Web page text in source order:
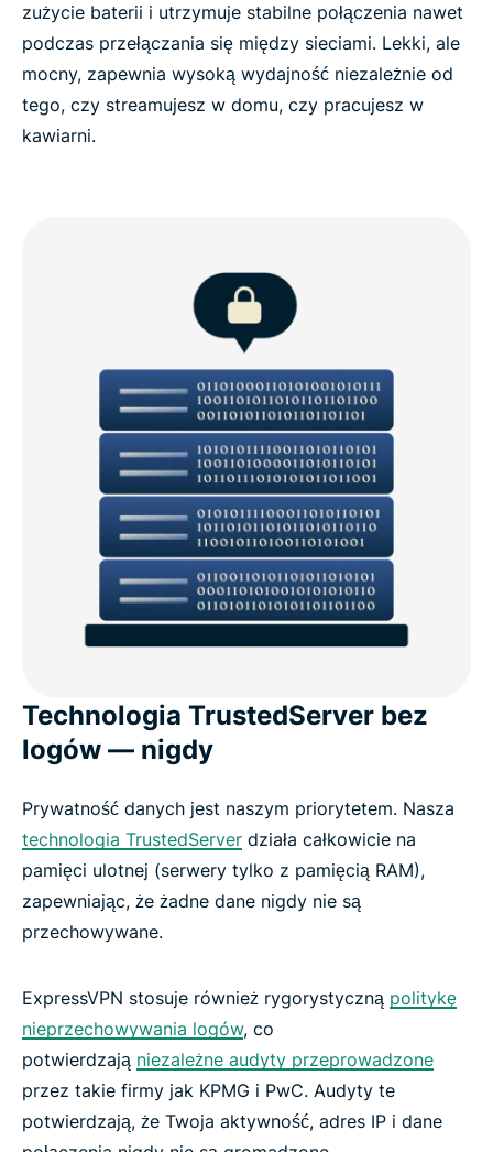
zużycie baterii i utrzymuje stabilne połączenia nawet
podczas przełączania się między sieciami. Lekki, ale
mocny, zapewnia wysoką wydajność niezależnie od
tego, czy streamujesz w domu, czy pracujesz w
kawiarni.
Technologia TrustedServer bez
logów — nigdy
Prywatność danych jest naszym priorytetem. Nasza
technologia TrustedServer działa całkowicie na
pamięci ulotnej (serwery tylko z pamięcią RAM),
zapewniając, że żadne dane nigdy nie są
przechowywane.
ExpressVPN stosuje również rygorystyczną politykę
nieprzechowywania logów, co
potwierdzają niezależne audyty przeprowadzone
przez takie firmy jak KPMG i PwC. Audyty te
potwierdzają, że Twoja aktywność, adres IP i dane